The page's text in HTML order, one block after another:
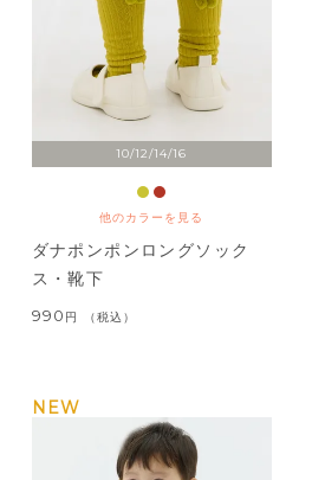
10/12/14/16
他のカラーを見る
ダナポンポンロングソック
ス・靴下
990 税込
NEW